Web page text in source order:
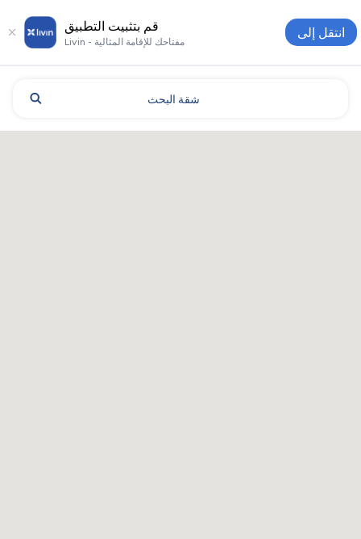
قم بتثبيت التطبيق
Livin - مفتاحك للإقامة المثالية
انتقل إلى
البحث شقة
Kharkiv: الفنادق والإقامة